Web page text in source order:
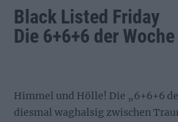
Black Listed Friday
Die 6+6+6 der Woche
Himmel und Hölle! Die „6+6+6
diesmal waghalsig zwischen